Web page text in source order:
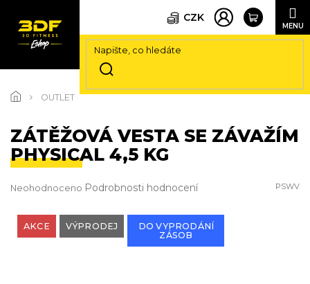
na
CZK
OUTLET
ZÁTĚŽOVÁ VESTA SE ZÁVAŽÍM
PHYSICAL 4,5 KG
PSWV
Průměrné
produktu
0,0
Neohodnoceno Podrobnosti hodnocení
AKCE VÝPRODEJ
DO VYPRODÁNÍ
ZÁSOB